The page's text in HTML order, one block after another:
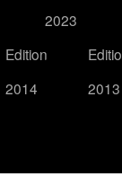
2023
Edition
2014
2013